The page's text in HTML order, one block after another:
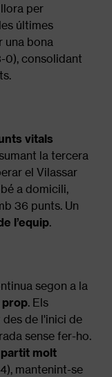
per
últimes
una bona
0), consolidant
vitals
la tercera
el Vilassar
a domicili,
36 punts. Un
l’equip.
segon a la
prop. Els
de l'inici de
sense fer-ho.
molt
mantenint-se